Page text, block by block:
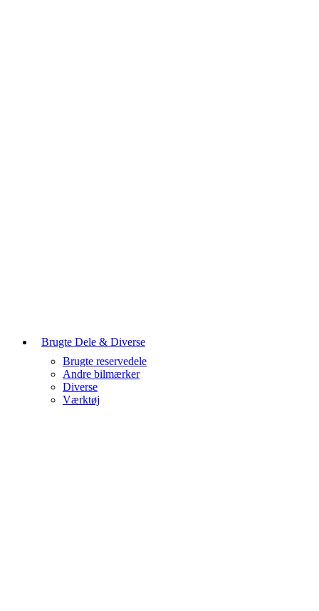
Brugte Dele & Diverse
Brugte reservedele
Andre bilmærker
Diverse
Værktøj